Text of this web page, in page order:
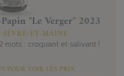
"Le Verger" 2023
ET-MAINE
mots : croquant et salivant !
POUR VOIR LES PRIX